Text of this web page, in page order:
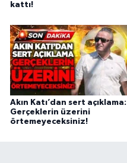
kattı!
Akın Katı’dan sert açıklama:
Gerçeklerin üzerini
örtemeyeceksiniz!